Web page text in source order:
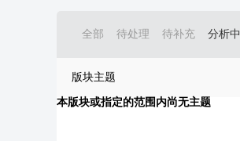
全部 待处理 待补充 分析中
版块主题
本版块或指定的范围内尚无主题